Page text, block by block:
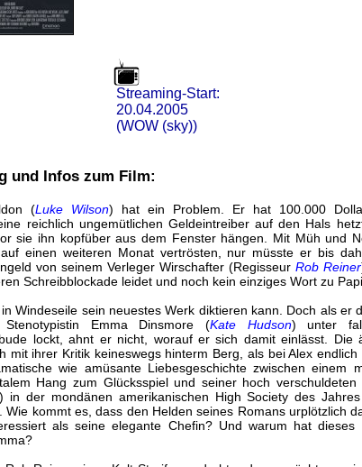
Streaming-Start:
20.04.2005
(WOW (sky))
und Infos zum Film:
(Luke Wilson) hat ein Problem. Er hat 100.000
reichlich ungemütlichen Geldeintreiber auf den Hals
sie ihn kopfüber aus dem Fenster hängen. Mit Müh und
einen weiteren Monat vertrösten, nur müsste er bis
von seinem Verleger Wirschafter (Regisseur Rob Reiner
Schreibblockade leidet und noch kein einziges Wort zu
Windeseile sein neuestes Werk diktieren kann. Doch als er
Emma Dinsmore (Kate Hudson) unter
lockt, ahnt er nicht, worauf er sich damit einlässt. Die
mit ihrer Kritik keineswegs hinterm Berg, als bei Alex
wie amüsante Liebesgeschichte zwischen einem
Hang zum Glücksspiel und seiner hoch verschuldeten
in der mondänen amerikanischen High Society des
kommt es, dass den Helden seines Romans urplötzlich
als seine elegante Chefin? Und warum hat dieses